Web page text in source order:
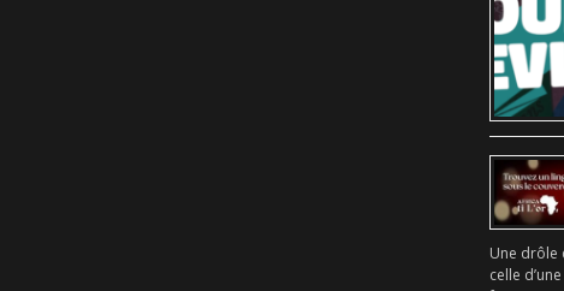
Une drôle
celle